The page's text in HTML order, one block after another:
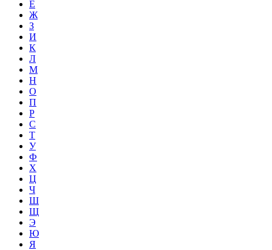
Е
Ж
З
И
К
Л
М
Н
О
П
Р
С
Т
У
Ф
Х
Ц
Ч
Ш
Щ
Э
Ю
Я